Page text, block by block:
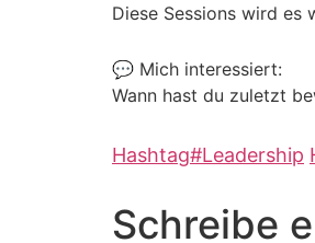
Diese Sessions wird
💬 Mich interessiert:
Wann hast du zuletzt
Hashtag#Leadership
Schreibe